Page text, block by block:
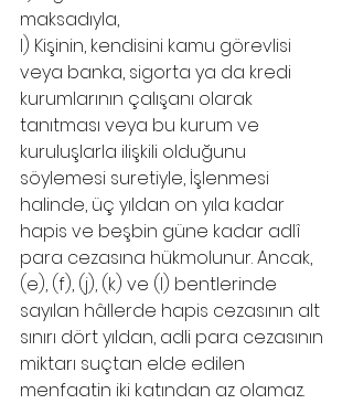
maksadıyla,
l) Kişinin, kendisini kamu görevlisi
veya banka, sigorta ya da kredi
kurumlarının çalışanı olarak
tanıtması veya bu kurum ve
kuruluşlarla ilişkili olduğunu
söylemesi suretiyle, İşlenmesi
halinde, üç yıldan on yıla kadar
hapis ve beşbin güne kadar adlî
para cezasına hükmolunur. Ancak,
(e), (f), (j), (k) ve (l) bentlerinde
sayılan hâllerde hapis cezasının alt
sınırı dört yıldan, adli para cezasının
miktarı suçtan elde edilen
menfaatin iki katından az olamaz.